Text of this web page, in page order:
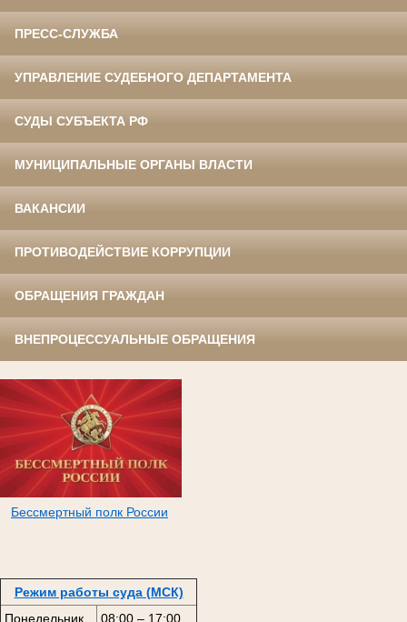
ПРЕСС-СЛУЖБА
УПРАВЛЕНИЕ СУДЕБНОГО ДЕПАРТАМЕНТА
СУДЫ СУБЪЕКТА РФ
МУНИЦИПАЛЬНЫЕ ОРГАНЫ ВЛАСТИ
ВАКАНСИИ
ПРОТИВОДЕЙСТВИЕ КОРРУПЦИИ
ОБРАЩЕНИЯ ГРАЖДАН
ВНЕПРОЦЕССУАЛЬНЫЕ ОБРАЩЕНИЯ
Бессмертный полк России
Режим работы суда (МСК)
Понедельник
08:00 – 17:00